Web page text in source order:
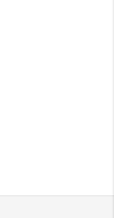
tus
con